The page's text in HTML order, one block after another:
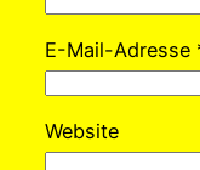
E-Mail-Adresse
Website